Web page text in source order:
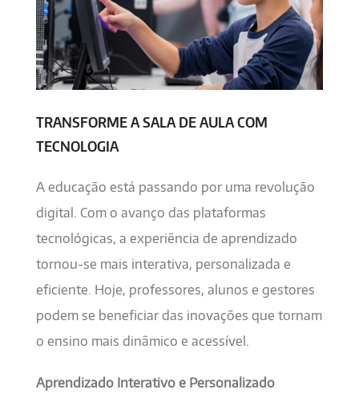
TRANSFORME A SALA DE AULA COM
TECNOLOGIA
A educação está passando por uma revolução
digital. Com o avanço das plataformas
tecnológicas, a experiência de aprendizado
tornou-se mais interativa, personalizada e
eficiente. Hoje, professores, alunos e gestores
podem se beneficiar das inovações que tornam
o ensino mais dinâmico e acessível.
Aprendizado Interativo e Personalizado